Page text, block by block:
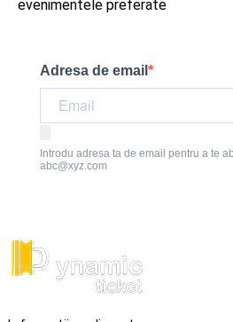
evenimentele preferate
Adresa de email
Introdu adresa ta de email pentru a te
abc@xyz.com